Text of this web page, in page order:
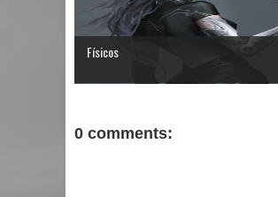
Físicos
0 comments: